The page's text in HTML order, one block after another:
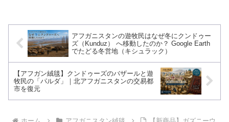
アフガニスタンの遊牧民はなぜ冬にクンドゥー
ズ（Kunduz） へ移動したのか？ Google Earth
でたどる冬営地（キシュラック）
【アフガン絨毯】クンドゥーズのバザールと遊
牧民の「パルダ」｜北アフガニスタンの交易都
市を復元